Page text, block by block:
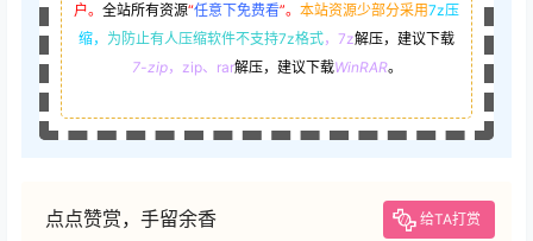
户。 全站所有资源“任意下免费看”。 本站资源少部分采用7z压
缩， 为防止有人压缩软件不支持7z格式，7z解压，建议下载
7-zip，zip、rar解压，建议下载WinRAR。
点点赞赏，手留余香 给TA打赏